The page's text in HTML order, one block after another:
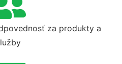
za produkty a